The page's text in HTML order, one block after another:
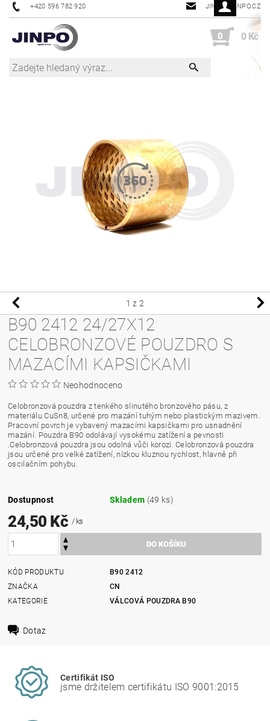
+420 596 782 920 JINPO@JINPO.CZ
0 0 Kč
1 z 2
B90 2412 24/27X12
CELOBRONZOVÉ POUZDRO S
MAZACÍMI KAPSIČKAMI
Neohodnoceno
Celobronzová pouzdra z tenkého slinutého bronzového pásu, z
materiálu CuSn8, určené pro mazání tuhým nebo plastickým mazivem.
Pracovní povrch je vybavený mazacími kapsičkami pro usnadnění
mazání. Pouzdra B90 odolávají vysokému zatížení a pevnosti
.Celobronzová pouzdra jsou odolná vůči korozi. Celobronzová pouzdra
jsou určené pro velké zatížení, nízkou kluznou rychlost, hlavně při
oscilačním pohybu.
Dostupnost Skladem (49 ks)
24,50 Kč / ks
KÓD PRODUKTU
B90 2412
ZNAČKA
CN
KATEGORIE
VÁLCOVÁ POUZDRA B90
Dotaz
Certifikát ISO
jsme držitelem certifikátu ISO 9001:2015